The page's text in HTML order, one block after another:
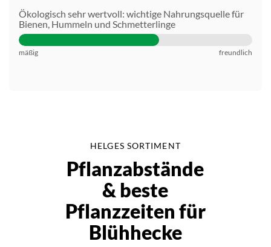
Ökologisch sehr wertvoll: wichtige Nahrungsquelle für
Bienen, Hummeln und Schmetterlinge
mäßig freundlich
HELGES SORTIMENT
Pflanzabstände
& beste
Pflanzzeiten für
Blühhecke